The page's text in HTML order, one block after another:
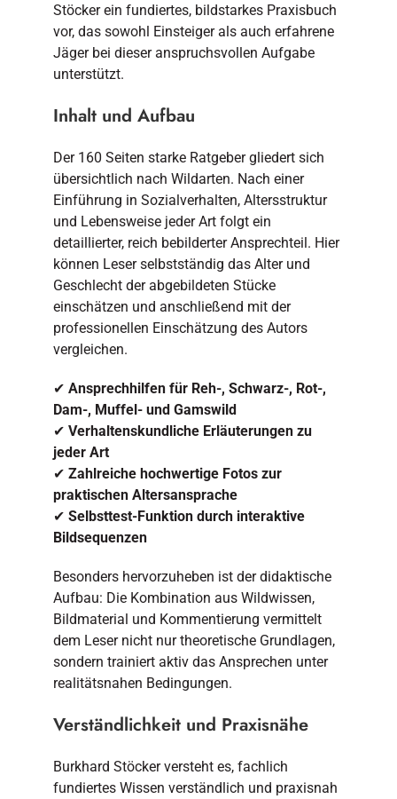
Stöcker ein fundiertes, bildstarkes Praxisbuch
vor, das sowohl Einsteiger als auch erfahrene
Jäger bei dieser anspruchsvollen Aufgabe
unterstützt.
Inhalt und Aufbau
Der 160 Seiten starke Ratgeber gliedert sich
übersichtlich nach Wildarten. Nach einer
Einführung in Sozialverhalten, Altersstruktur
und Lebensweise jeder Art folgt ein
detaillierter, reich bebilderter Ansprechteil. Hier
können Leser selbstständig das Alter und
Geschlecht der abgebildeten Stücke
einschätzen und anschließend mit der
professionellen Einschätzung des Autors
vergleichen.
✔ Ansprechhilfen für Reh-, Schwarz-, Rot-,
Dam-, Muffel- und Gamswild
✔ Verhaltenskundliche Erläuterungen zu
jeder Art
✔ Zahlreiche hochwertige Fotos zur
praktischen Altersansprache
✔ Selbsttest-Funktion durch interaktive
Bildsequenzen
Besonders hervorzuheben ist der didaktische
Aufbau: Die Kombination aus Wildwissen,
Bildmaterial und Kommentierung vermittelt
dem Leser nicht nur theoretische Grundlagen,
sondern trainiert aktiv das Ansprechen unter
realitätsnahen Bedingungen.
Verständlichkeit und Praxisnähe
Burkhard Stöcker versteht es, fachlich
fundiertes Wissen verständlich und praxisnah